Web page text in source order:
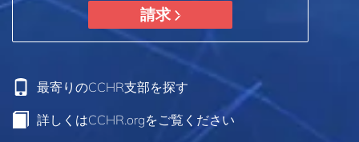
請求
最寄りのCCHR支部を探す
詳しくはCCHR.orgをご覧ください